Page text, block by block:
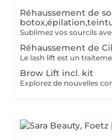
Réhaussement de
Réhaussement de
Brow Lift incl. kit